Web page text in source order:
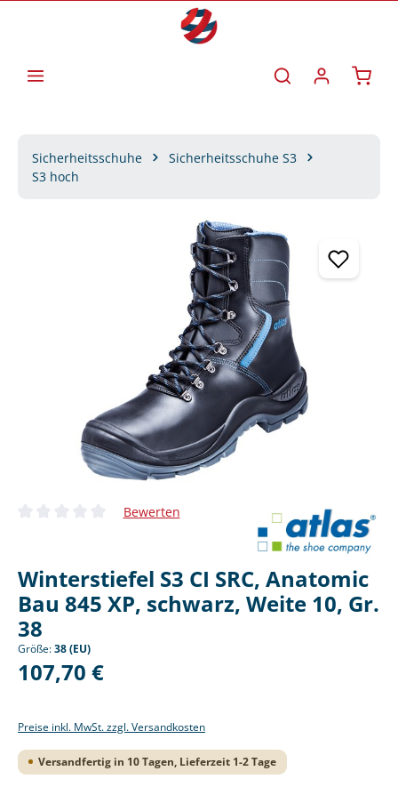
Sicherheitsschuhe
Sicherheitsschuhe S3
S3 hoch
Durchschnittliche Bewertung von 0 von 5 Sternen
Bewerten
Winterstiefel S3 CI SRC, Anatomic
Bau 845 XP, schwarz, Weite 10, Gr.
38
Größe:38 (EU)
Regulärer Preis:
107,70 €
Preise inkl. MwSt. zzgl. Versandkosten
Versandfertig in 10 Tagen, Lieferzeit 1-2 Tage